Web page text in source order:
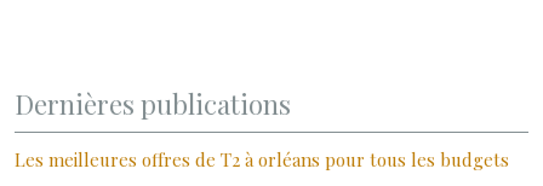
Dernières publications
Les meilleures offres de T2 à orléans pour tous les budgets